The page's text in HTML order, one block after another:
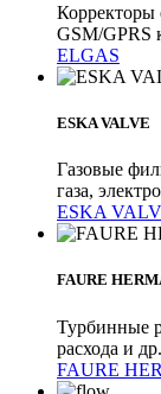
Корректоры
GSM/GPRS
ELGAS
ESKA VALVE
Газовые
газа,
ESKA
FAURE
Турбинные
расхода и др.
FAURE